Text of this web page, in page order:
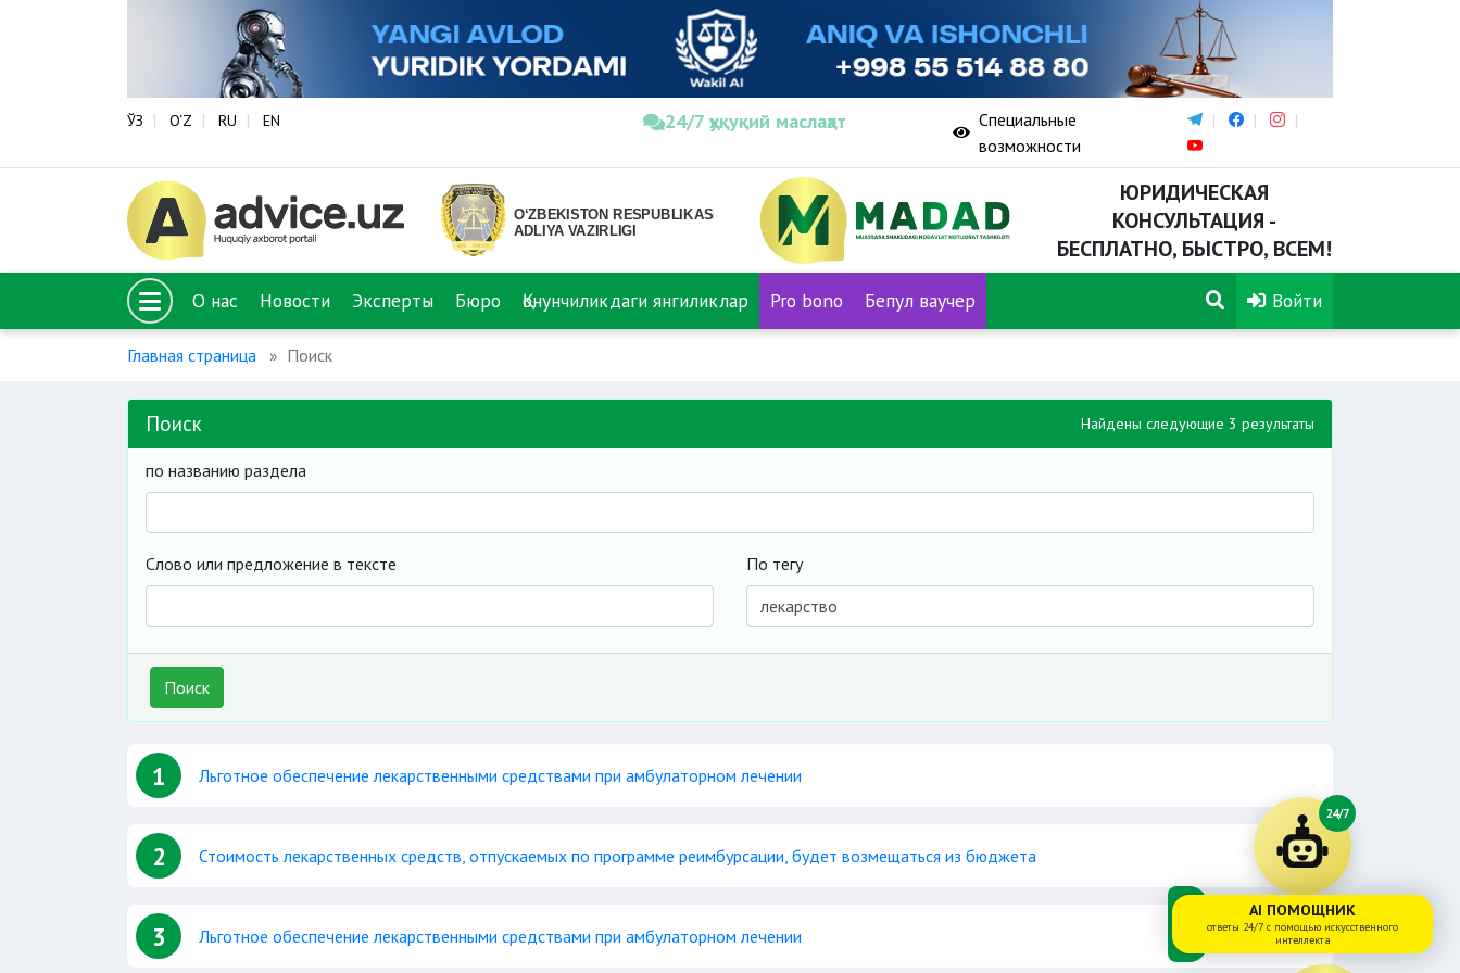
ЎЗ O‘Z RU EN 24/7 ҳуқуқий маслаҳат
Специальные
возможности
ЮРИДИЧЕСКАЯ
КОНСУЛЬТАЦИЯ -
БЕСПЛАТНО, БЫСТРО, ВСЕМ!
О нас Новости Эксперты Бюро Қонунчиликдаги янгиликлар Pro bono Бепул ваучер Войти
Главная страница Поиск
Поиск Найдены следующие 3 результаты
по названию раздела
Слово или предложение в тексте По тегу
Поиск
1 Льготное обеспечение лекарственными средствами при амбулаторном лечении
2 Стоимость лекарственных средств, отпускаемых по программе реимбурсации, будет возмещаться из бюджета
3 Льготное обеспечение лекарственными средствами при амбулаторном лечении
24/7
AI ПОМОЩНИК
ответы 24/7 с помощью искусственного
интеллекта